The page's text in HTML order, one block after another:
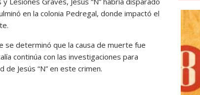
en la colonia Pedregal, donde impactó el
se determinó que la causa de muerte fue
continúa con las investigaciones para
Jesús “N” en este crimen.